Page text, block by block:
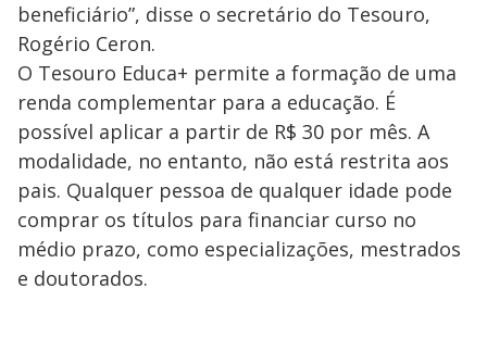
beneficiário”, disse o secretário do Tesouro,
Rogério Ceron.
O Tesouro Educa+ permite a formação de uma
renda complementar para a educação. É
possível aplicar a partir de R$ 30 por mês. A
modalidade, no entanto, não está restrita aos
pais. Qualquer pessoa de qualquer idade pode
comprar os títulos para financiar curso no
médio prazo, como especializações, mestrados
e doutorados.